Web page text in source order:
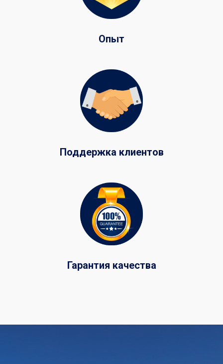
Поддержка клиентов
Гарантия качества